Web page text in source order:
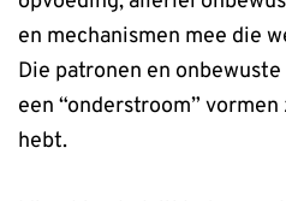
en mechanismen mee die
Die patronen en
een “onderstroom”
hebt.